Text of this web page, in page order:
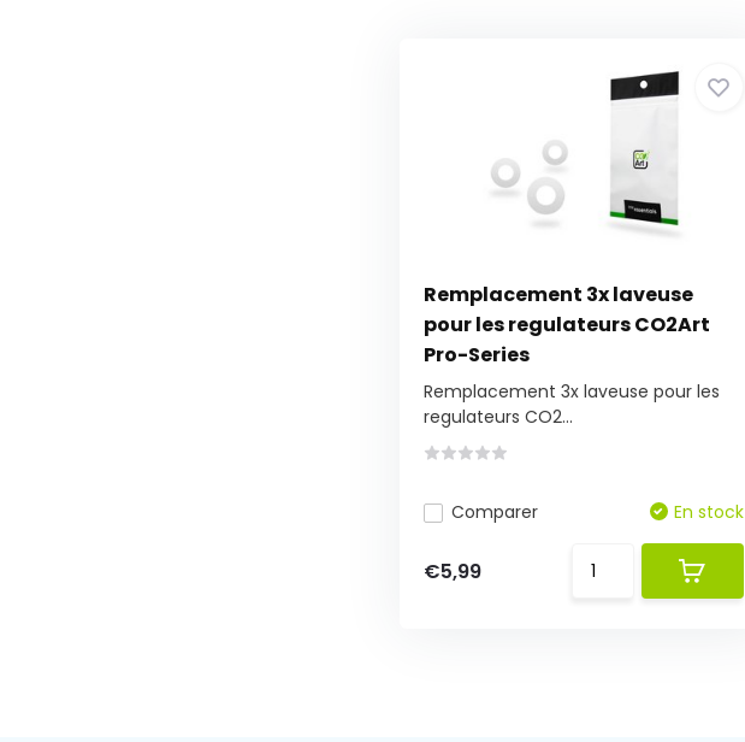
Remplacement 3x laveuse
pour les regulateurs CO2Art
Pro-Series
Remplacement 3x laveuse pour les
regulateurs CO2...
Comparer En stock
€5,99